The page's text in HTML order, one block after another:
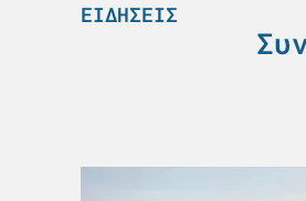
ΕΙΔΉΣΕΙΣ